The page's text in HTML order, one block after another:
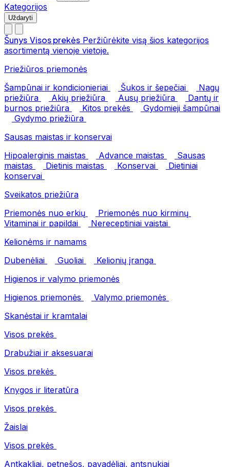
Kategorijos
Uždaryti
Šunys Visos prekės Peržiūrėkite visą šios kategorijos
asortimentą vienoje vietoje.
Priežiūros priemonės
Šampūnai ir kondicionieriai
Šukos ir šepečiai
Nagų
priežiūra
Akių priežiūra Ausų priežiūra
Dantų ir
burnos priežiūra
Kitos prekės
Gydomieji šampūnai
Gydymo priežiūra
Sausas maistas ir konservai
Hipoalerginis maistas
Advance maistas
Sausas
maistas
Dietinis maistas Konservai
Dietiniai
konservai
Sveikatos priežiūra
Priemonės nuo erkių
Priemonės nuo kirminų
Vitaminai ir papildai
Nereceptiniai vaistai
Kelionėms ir namams
Dubenėliai
Guoliai
Kelionių įranga
Higienos ir valymo priemonės
Higienos priemonės
Valymo priemonės
Skanėstai ir kramtalai
Visos prekės
Drabužiai ir aksesuarai
Visos prekės
Knygos ir literatūra
Visos prekės
Žaislai
Visos prekės
Antkakliai, petnešos, pavadėliai, antsnukiai